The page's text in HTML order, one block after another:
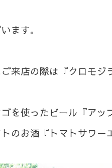
ます。
来店の際は『クロモジ
を使ったビール『アッ
のお酒『トマトサワー